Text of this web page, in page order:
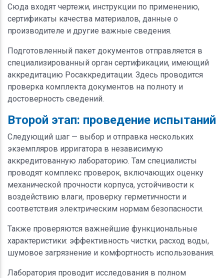
Сюда входят чертежи, инструкции по применению,
сертификаты качества материалов, данные о
производителе и другие важные сведения.
Подготовленный пакет документов отправляется в
специализированный орган сертификации, имеющий
аккредитацию Росаккредитации. Здесь проводится
проверка комплекта документов на полноту и
достоверность сведений.
Второй этап: проведение испытаний
Следующий шаг — выбор и отправка нескольких
экземпляров ирригатора в независимую
аккредитованную лабораторию. Там специалисты
проводят комплекс проверок, включающих оценку
механической прочности корпуса, устойчивости к
воздействию влаги, проверку герметичности и
соответствия электрическим нормам безопасности.
Также проверяются важнейшие функциональные
характеристики: эффективность чистки, расход воды,
шумовое загрязнение и комфортность использования.
Лаборатория проводит исследования в полном